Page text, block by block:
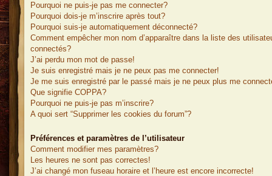
Pourquoi ne puis-je pas me connecter?
Pourquoi dois-je m’inscrire après tout?
Pourquoi suis-je automatiquement déconnecté?
Comment empêcher mon nom d’apparaître dans la liste des
connectés?
J’ai perdu mon mot de passe!
Je suis enregistré mais je ne peux pas me connecter!
Je me suis enregistré par le passé mais je ne peux plus me
Que signifie COPPA?
Pourquoi ne puis-je pas m’inscrire?
A quoi sert “Supprimer les cookies du forum”?
Préférences et paramètres de l’utilisateur
Comment modifier mes paramètres?
Les heures ne sont pas correctes!
J’ai changé mon fuseau horaire et l’heure est encore incorrecte!